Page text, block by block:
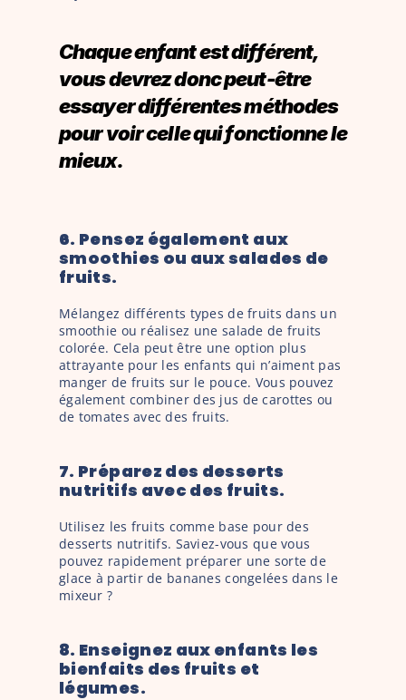
Chaque enfant est différent,
vous devrez donc peut-être
essayer différentes méthodes
pour voir celle qui fonctionne le
mieux.
6. Pensez également aux
smoothies ou aux salades de
fruits.
Mélangez différents types de fruits dans un
smoothie ou réalisez une salade de fruits
colorée. Cela peut être une option plus
attrayante pour les enfants qui n’aiment pas
manger de fruits sur le pouce. Vous pouvez
également combiner des jus de carottes ou
de tomates avec des fruits.
7. Préparez des desserts
nutritifs avec des fruits.
Utilisez les fruits comme base pour des
desserts nutritifs. Saviez-vous que vous
pouvez rapidement préparer une sorte de
glace à partir de bananes congelées dans le
mixeur ?
8. Enseignez aux enfants les
bienfaits des fruits et
légumes.